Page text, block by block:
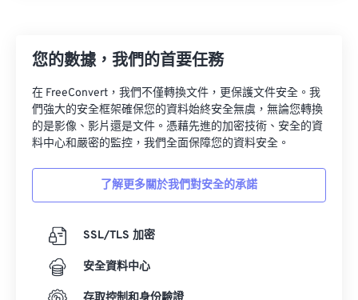
您的數據，我們的首要任務
在 FreeConvert，我們不僅轉換文件，更保護文件安全。我
們強大的安全框架確保您的資料始終安全無虞，無論您轉換
的是影像、影片還是文件。憑藉先進的加密技術、安全的資
料中心和嚴密的監控，我們全面保障您的資料安全。
了解更多關於我們對安全的承諾
SSL/TLS 加密
安全資料中心